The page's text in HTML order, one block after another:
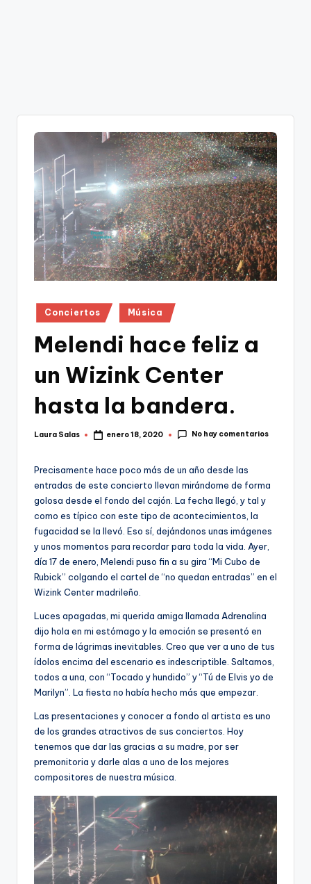
Publicado
en
Conciertos Música
Melendi hace feliz a
un Wizink Center
hasta la bandera.
Publicado
Laura Salas enero 18, 2020 No hay comentarios
Precisamente hace poco más de un año desde las
entradas de este concierto llevan mirándome de forma
golosa desde el fondo del cajón. La fecha llegó, y tal y
como es típico con este tipo de acontecimientos, la
fugacidad se la llevó. Eso sí, dejándonos unas imágenes
y unos momentos para recordar para toda la vida. Ayer,
día 17 de enero, Melendi puso fin a su gira “Mi Cubo de
Rubick” colgando el cartel de “no quedan entradas” en el
Wizink Center madrileño.
Luces apagadas, mi querida amiga llamada Adrenalina
dijo hola en mi estómago y la emoción se presentó en
forma de lágrimas inevitables. Creo que ver a uno de tus
ídolos encima del escenario es indescriptible. Saltamos,
todos a una, con “Tocado y hundido” y “Tú de Elvis yo de
Marilyn”. La fiesta no había hecho más que empezar.
Las presentaciones y conocer a fondo al artista es uno
de los grandes atractivos de sus conciertos. Hoy
tenemos que dar las gracias a su madre, por ser
premonitoria y darle alas a uno de los mejores
compositores de nuestra música.